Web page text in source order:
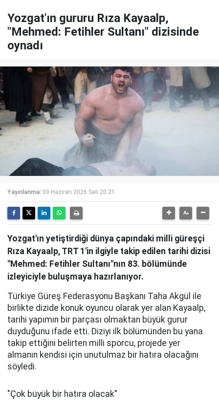
Yozgat'ın gururu Rıza Kayaalp,
"Mehmed: Fetihler Sultanı" dizisinde
oynadı
Yayınlanma: 09 Haziran 2026 Salı 20:21
Yozgat'ın yetiştirdiği dünya çapındaki milli güreşçi
Rıza Kayaalp, TRT 1'in ilgiyle takip edilen tarihi dizisi
"Mehmed: Fetihler Sultanı"nın 83. bölümünde
izleyiciyle buluşmaya hazırlanıyor.
Türkiye Güreş Federasyonu Başkanı Taha Akgül ile
birlikte dizide konuk oyuncu olarak yer alan Kayaalp,
tarihi yapımın bir parçası olmaktan büyük gurur
duyduğunu ifade etti. Diziyi ilk bölümünden bu yana
takip ettiğini belirten milli sporcu, projede yer
almanın kendisi için unutulmaz bir hatıra olacağını
söyledi.
"Çok büyük bir hatıra olacak"